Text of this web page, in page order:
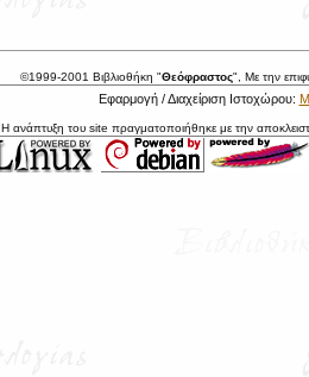
©1999-2001 Βιβλιοθήκη "Θεόφραστος", Με την
Εφαρμογή / Διαχείριση Ιστοχώρου:
Η ανάπτυξη του site πραγματοποιήθηκε με την